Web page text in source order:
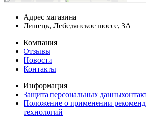
Адрес магазина
Липецк, Лебедянское шоссе, 3А
Компания
Отзывы
Новости
Контакты
Информация
Защита персональных
Положение о применении
технологий